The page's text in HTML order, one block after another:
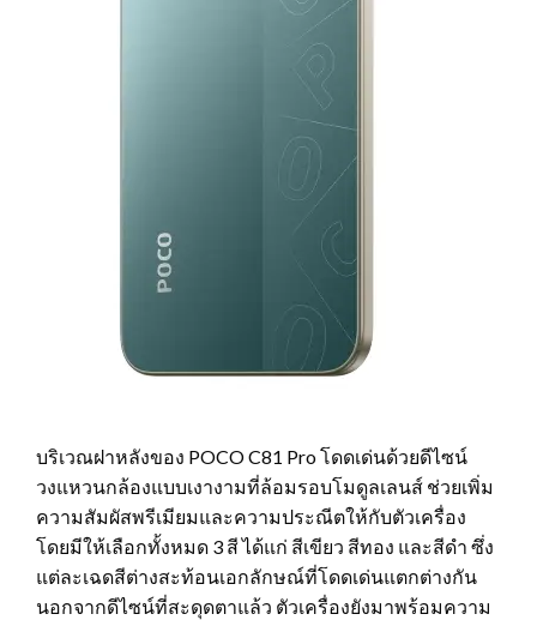
บริเวณฝาหลังของ POCO C81 Pro โดดเด่นด้วยดีไซน์
วงแหวนกล้องแบบเงางามที่ล้อมรอบโมดูลเลนส์ ช่วยเพิ่ม
ความสัมผัสพรีเมียมและความประณีตให้กับตัวเครื่อง
โดยมีให้เลือกทั้งหมด 3 สี ได้แก่ สีเขียว สีทอง และสีดำ ซึ่ง
แต่ละเฉดสีต่างสะท้อนเอกลักษณ์ที่โดดเด่นแตกต่างกัน
นอกจากดีไซน์ที่สะดุดตาแล้ว ตัวเครื่องยังมาพร้อมความ